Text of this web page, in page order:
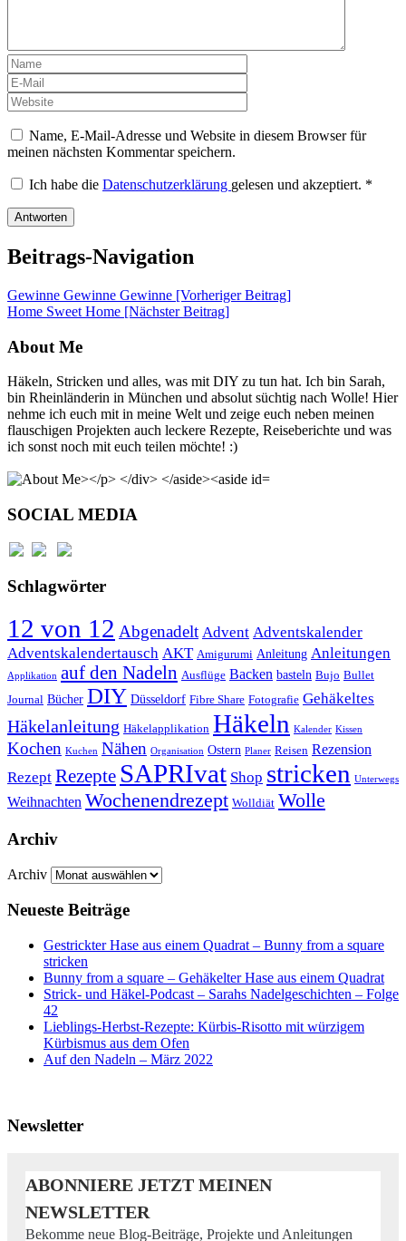
Name, E-Mail-Adresse und Website in diesem Browser für
meinen nächsten Kommentar speichern.
Ich habe die Datenschutzerklärung gelesen und akzeptiert. *
Beitrags-Navigation
Gewinne Gewinne Gewinne [Vorheriger Beitrag]
Home Sweet Home [Nächster Beitrag]
About Me
Häkeln, Stricken und alles, was mit DIY zu tun hat. Ich bin Sarah,
bin Rheinländerin in München und absolut süchtig nach Wolle! Hier
nehme ich euch mit in meine Welt und zeige euch neben meinen
flauschigen Projekten auch leckere Rezepte, Reiseberichte und was
ich sonst noch mit euch teilen möchte! :)
SOCIAL MEDIA
Schlagwörter
12 von 12 Abgenadelt Advent Adventskalender
Adventskalendertausch AKT Amigurumi Anleitung Anleitungen
Applikation auf den Nadeln Ausflüge Backen basteln Bujo Bullet
Journal Bücher DIY Düsseldorf Fibre Share Fotografie Gehäkeltes
Häkelanleitung Häkelapplikation Häkeln Kalender Kissen
Kochen Kuchen Nähen Organisation Ostern Planer Reisen Rezension
Rezept Rezepte SAPRIvat Shop stricken Unterwegs
Weihnachten Wochenendrezept Wolldiät Wolle
Archiv
Archiv
Neueste Beiträge
Gestrickter Hase aus einem Quadrat – Bunny from a square
stricken
Bunny from a square – Gehäkelter Hase aus einem Quadrat
Strick- und Häkel-Podcast – Sarahs Nadelgeschichten – Folge
42
Lieblings-Herbst-Rezepte: Kürbis-Risotto mit würzigem
Kürbismus aus dem Ofen
Auf den Nadeln – März 2022
Newsletter
ABONNIERE JETZT MEINEN
NEWSLETTER
Bekomme neue Blog-Beiträge, Projekte und Anleitungen